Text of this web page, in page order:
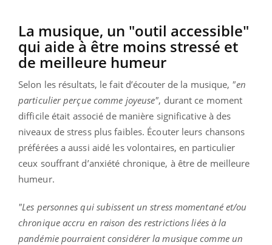
La musique, un "outil accessible"
qui aide à être moins stressé et
de meilleure humeur
Selon les résultats, le fait d’écouter de la musique, "en
particulier perçue comme joyeuse", durant ce moment
difficile était associé de manière significative à des
niveaux de stress plus faibles. Écouter leurs chansons
préférées a aussi aidé les volontaires, en particulier
ceux souffrant d’anxiété chronique, à être de meilleure
humeur.
"Les personnes qui subissent un stress momentané et/ou
chronique accru en raison des restrictions liées à la
pandémie pourraient considérer la musique comme un